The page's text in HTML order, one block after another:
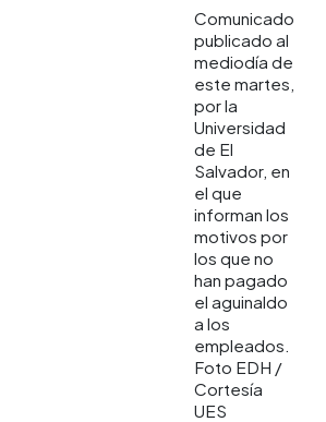
Comunicado
publicado al
mediodía de
este martes,
por la
Universidad
de El
Salvador, en
el que
informan los
motivos por
los que no
han pagado
el aguinaldo
a los
empleados.
Foto EDH /
Cortesía
UES